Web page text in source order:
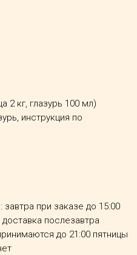
2 кг, глазурь 100 мл)
инструкция по
при заказе до 15:00
послезавтра
до 21:00 пятницы